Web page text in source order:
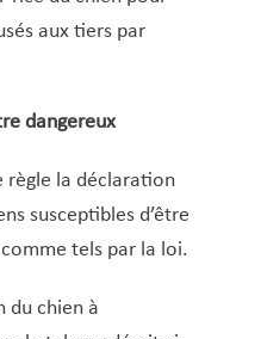
aux tiers par
dangereux
règle la déclaration
susceptibles d’être
tels par la loi.
du chien à